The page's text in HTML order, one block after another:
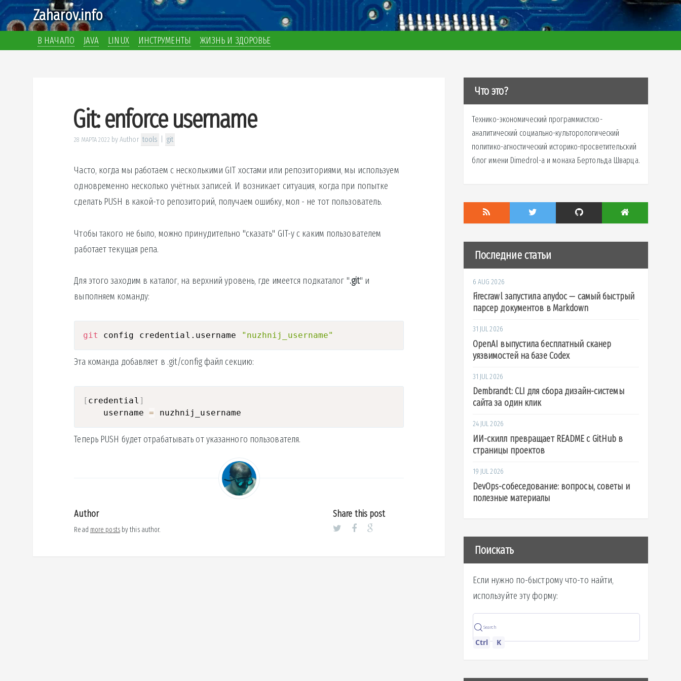
Zaharov.info
В НАЧАЛО JAVA LINUX ИНСТРУМЕНТЫ ЖИЗНЬ И ЗДОРОВЬЕ
Git: enforce username
28 МАРТА 2022 byAuthor tools git
Часто, когда мы работаем с несколькими GIT хостами или репозиториями, мы используем
одновременно несколько учётных записей. И возникает ситуация, когда при попытке
сделать PUSH в какой-то репозиторий, получаем ошибку, мол - не тот пользователь.
Чтобы такого не было, можно принудительно "сказать" GIT-у с каким пользователем
работает текущая репа.
Для этого заходим в каталог, на верхний уровень, где имеется подкаталог ".git" и
выполняем команду:
git config credential.username "nuzhnij_username"
Эта команда добавляет в .git/config файл секцию:
[ credential ]
	username
=
Теперь PUSH будет отрабатывать от указанного пользователя.
Author
Read more postsby this author.
Share this post
Что это?
Технико-экономический программистско-
аналитический социально-культорологический
политико-агностический историко-просветительский
блог имени Dimedrol-a и монаха Бертольда Шварца.
Последние статьи
6 AUG 2026
Firecrawl запустила anydoc — самый быстрый
парсер документов в Markdown
31 JUL 2026
OpenAI выпустила бесплатный сканер
уязвимостей на базе Codex
31 JUL 2026
Dembrandt: CLI для сбора дизайн-системы
сайта за один клик
24 JUL 2026
ИИ-скилл превращает README с GitHub в
страницы проектов
19 JUL 2026
DevOps-собеседование: вопросы, советы и
полезные материалы
Поискать
Если нужно по-быстрому что-то найти,
используйте эту форму:
Search
Ctrl K